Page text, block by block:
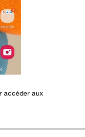
accéder aux